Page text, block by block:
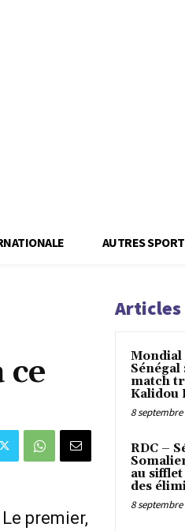
AUTRES
premier,
Mondial
match
Kalidou
8 septembre
RDC –
au
des
8 septembre